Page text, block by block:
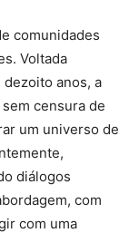
comunidades
Voltada
anos, a
censura de
um universo de
diálogos
com
com uma